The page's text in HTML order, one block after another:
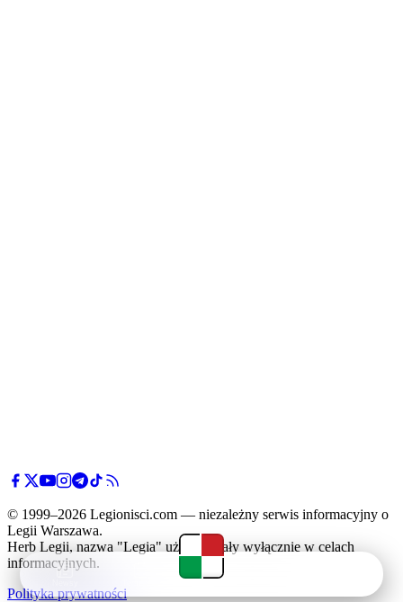
© 1999–2026 Legionisci.com — niezależny serwis informacyjny o
Legii Warszawa.
Herb Legii, nazwa "Legia" użyte zostały wyłącznie w celach
informacyjnych.
Polityka prywatności